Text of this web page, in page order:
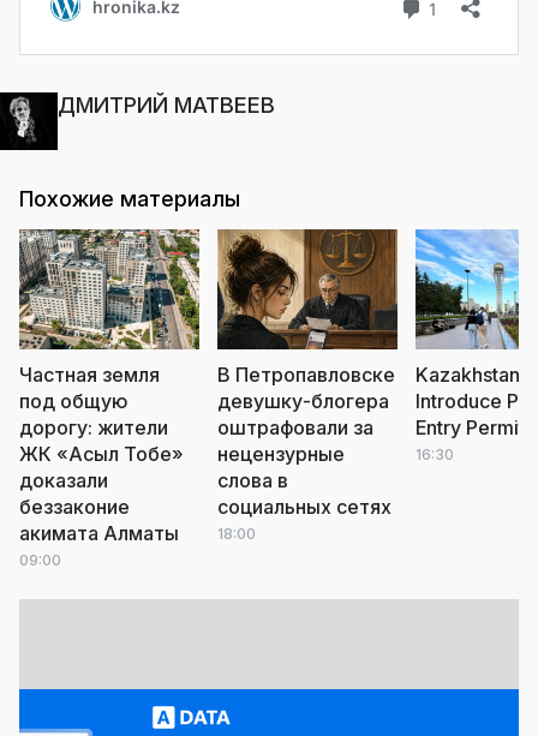
ДМИТРИЙ МАТВЕЕВ
Похожие материалы
Частная земля
под общую
дорогу: жители
ЖК «Асыл Тобе»
доказали
беззаконие
акимата Алматы
09:00
В Петропавловске
девушку-блогера
оштрафовали за
нецензурные
слова в
социальных сетях
18:00
Kazakhstan
Introduce
Entry Permits
16:30